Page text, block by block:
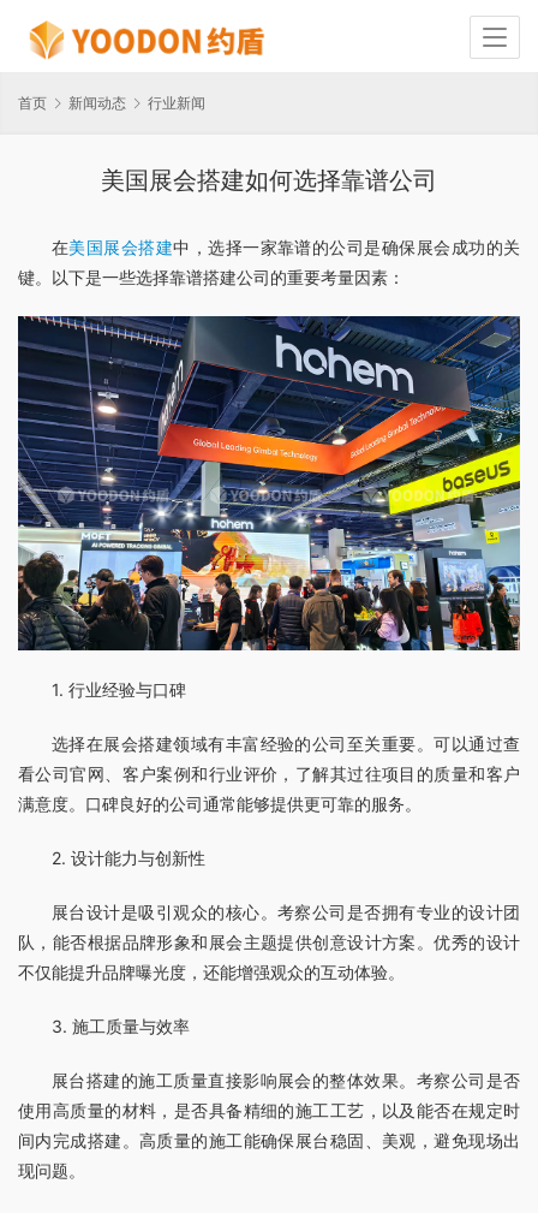
首页 新闻动态 行业新闻
美国展会搭建如何选择靠谱公司
在美国展会搭建中，选择一家靠谱的公司是确保展会成功的关
键。以下是一些选择靠谱搭建公司的重要考量因素：
1. 行业经验与口碑
选择在展会搭建领域有丰富经验的公司至关重要。可以通过查
看公司官网、客户案例和行业评价，了解其过往项目的质量和客户
满意度。口碑良好的公司通常能够提供更可靠的服务。
2. 设计能力与创新性
展台设计是吸引观众的核心。考察公司是否拥有专业的设计团
队，能否根据品牌形象和展会主题提供创意设计方案。优秀的设计
不仅能提升品牌曝光度，还能增强观众的互动体验。
3. 施工质量与效率
展台搭建的施工质量直接影响展会的整体效果。考察公司是否
使用高质量的材料，是否具备精细的施工工艺，以及能否在规定时
间内完成搭建。高质量的施工能确保展台稳固、美观，避免现场出
现问题。